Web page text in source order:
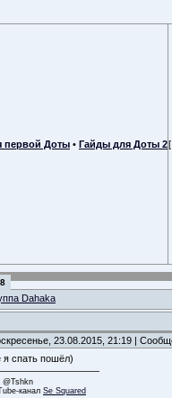
первой Доты • Гайды для Доты 2
8
Dahaka
23.08.2015, 21:19 |
я спать пошёл)
@Tshkn
канал Se Squared